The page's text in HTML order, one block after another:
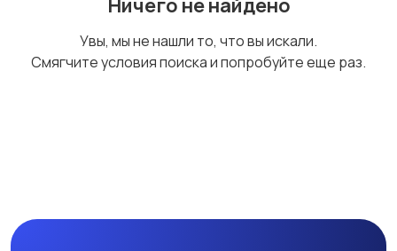
одеждой
Ничего не найдено
Увы, мы не нашли то, что вы искали.
Смягчите условия поиска и попробуйте еще раз.